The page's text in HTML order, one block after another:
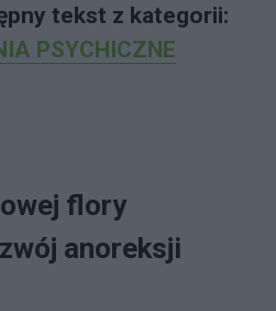
tekst z kategorii:
PSYCHICZNE
flory
anoreksji